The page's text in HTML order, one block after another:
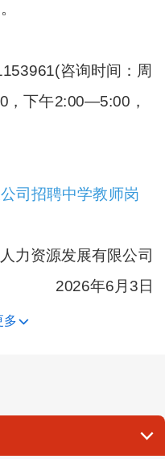
咨询时间：周
下午2:00—5:00，
司招聘中学教师岗
力资源发展有限公司
2026年6月3日
多